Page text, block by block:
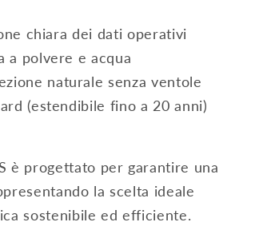
chiara dei dati operativi
a polvere e acqua
naturale senza ventole
(estendibile fino a 20 anni)
è progettato per garantire una
la scelta ideale
sostenibile ed efficiente.